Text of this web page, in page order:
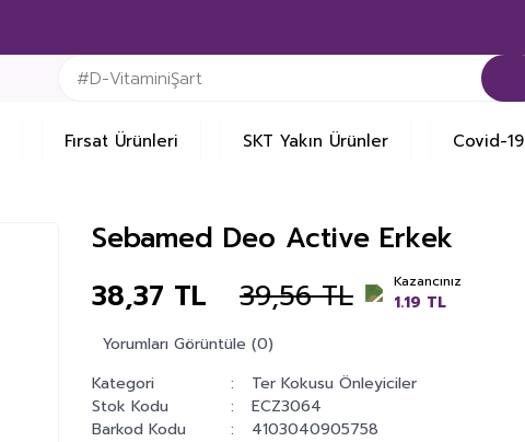
Fırsat Ürünleri SKT Yakın Ürünler Covid-19
Sebamed Deo Active Erkek
38,37 TL
39,56 TL Kazancınız
1.19 TL
Yorumları Görüntüle (0)
Kategori
Ter Kokusu Önleyiciler
Stok Kodu
ECZ3064
Barkod Kodu
4103040905758